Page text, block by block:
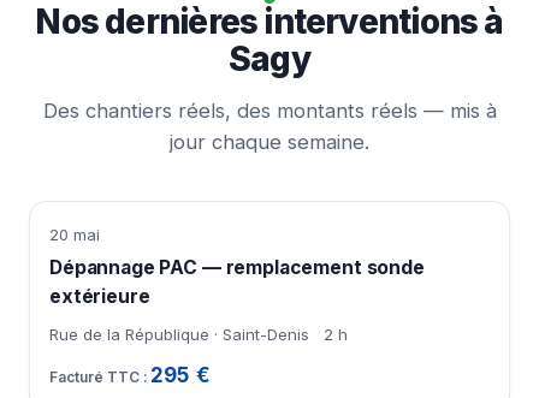
Nos dernières interventions à
Sagy
Des chantiers réels, des montants réels — mis à
jour chaque semaine.
20 mai
Dépannage PAC — remplacement sonde
extérieure
Rue de la République · Saint-Denis 2 h
295 €